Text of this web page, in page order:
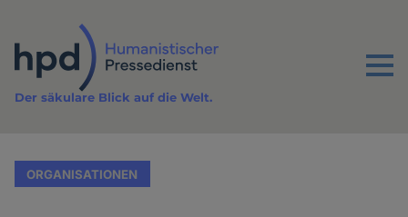
Inhalt
Menu
Der säkulare Blick auf die Welt.
ORGANISATIONEN